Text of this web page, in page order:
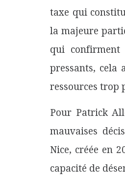
taxe qui
la majeure
qui confirment
pressants, cela
ressources trop
Pour Patrick
mauvaises
Nice, créée en
capacité de